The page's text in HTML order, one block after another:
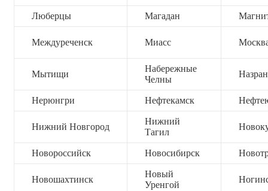
Люберцы Магадан
Междуреченск Миасс
Мытищи
Набережные
Челны
Нерюнгри Нефтекамск
Нижний Новгород
Нижний
Тагил
Новороссийск Новосибирск
Новошахтинск
Новый
Уренгой